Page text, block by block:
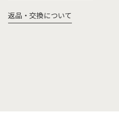
返品・交換について